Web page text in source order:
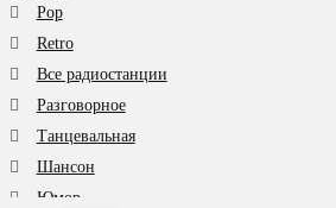
Pop
Retro
Все радиостанции
Разговорное
Танцевальная
Шансон
Юмор